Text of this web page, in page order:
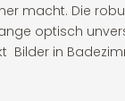
macht. Die
optisch
Bilder in